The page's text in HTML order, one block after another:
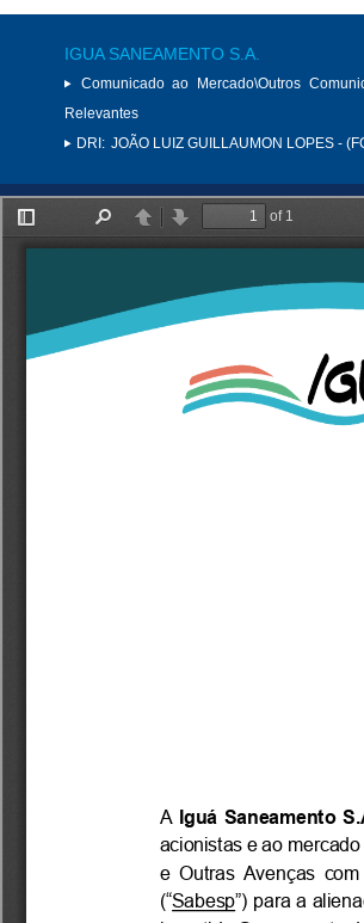
IGUA SANEAMENTO S.A.
Comunicado ao Mercado\Outros
Relevantes
DRI: JOÃO LUIZ GUILLAUMON LOPES -